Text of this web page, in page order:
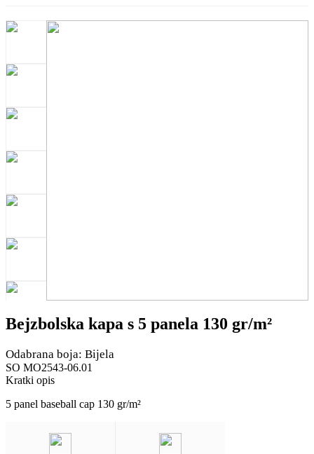
Bejzbolska kapa s 5 panela 130 gr/m²
Odabrana boja: Bijela
SO MO2543-06.01
Kratki opis
5 panel baseball cap 130 gr/m²